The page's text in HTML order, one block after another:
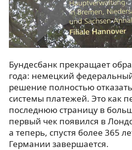
Бундесбанк прекращает
года: немецкий
решение полностью
системы платежей. Это как
последнюю страницу в
первый чек появился в
а теперь, спустя более 365
Германии завершается.